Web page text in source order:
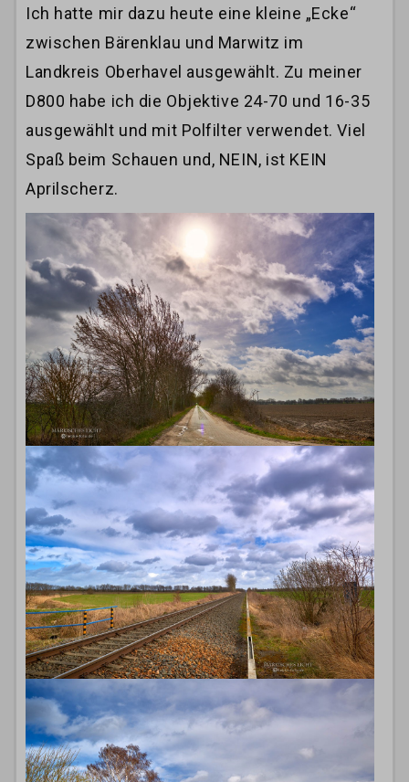
Ich hatte mir dazu heute eine kleine „Ecke“
zwischen Bärenklau und Marwitz im
Landkreis Oberhavel ausgewählt. Zu meiner
D800 habe ich die Objektive 24-70 und 16-35
ausgewählt und mit Polfilter verwendet. Viel
Spaß beim Schauen und, NEIN, ist KEIN
Aprilscherz.